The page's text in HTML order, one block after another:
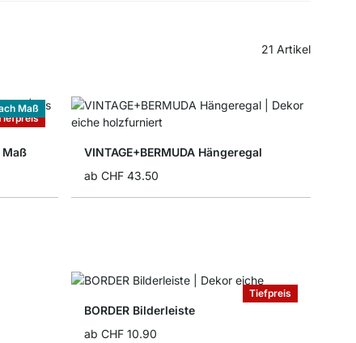
21 Artikel
Maß
Maß
VINTAGE+BERMUDA Hängeregal
ab CHF 43.50
Tiefpreis
BORDER Bilderleiste
ab CHF 10.90